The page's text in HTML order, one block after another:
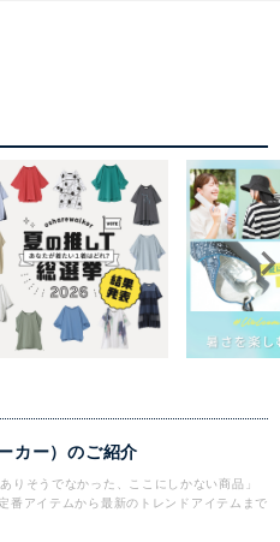
カー）のご紹介
そうでなかった、ここにしかない商品」
番アイテムから最新のトレンドアイテムまで